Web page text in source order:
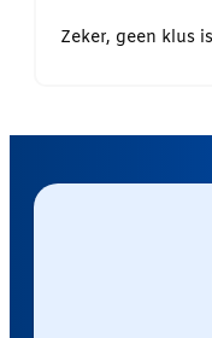
Zeker, geen klus